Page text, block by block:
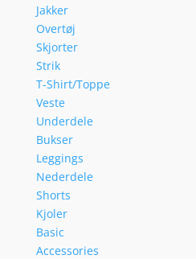
Jakker
Overtøj
Skjorter
Strik
T-Shirt/Toppe
Veste
Underdele
Bukser
Leggings
Nederdele
Shorts
Kjoler
Basic
Accessories